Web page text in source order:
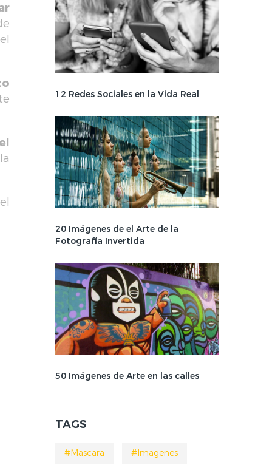
12 Redes Sociales en la Vida Real
20 Imágenes de el Arte de la
Fotografí­a Invertida
50 Imágenes de Arte en las calles
TAGS
#mascara #imagenes